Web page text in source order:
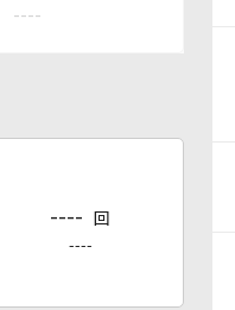
----
---- 回
----